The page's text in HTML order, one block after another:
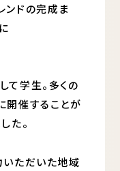
ンドの完成ま
て学生。多くの
開催することが
た。
いただいた地域